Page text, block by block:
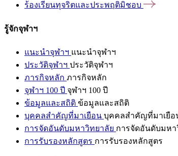
ร้องเรียนทุจริตและประพฤติมิชอบ
รู้จักจุฬาฯ
แนะนำจุฬาฯ แนะนำจุฬาฯ
ประวัติจุฬาฯ ประวัติจุฬาฯ
ภารกิจหลัก ภารกิจหลัก
จุฬาฯ 100 ปี จุฬาฯ 100 ปี
ข้อมูลและสถิติ ข้อมูลและสถิติ
บุคคลสำคัญที่มาเยือน บุคคลสำคัญที่มาเยือ
การจัดอันดับมหาวิทยาลัย การจัดอันดับมหา
การรับรองหลักสูตร การรับรองหลักสูตร